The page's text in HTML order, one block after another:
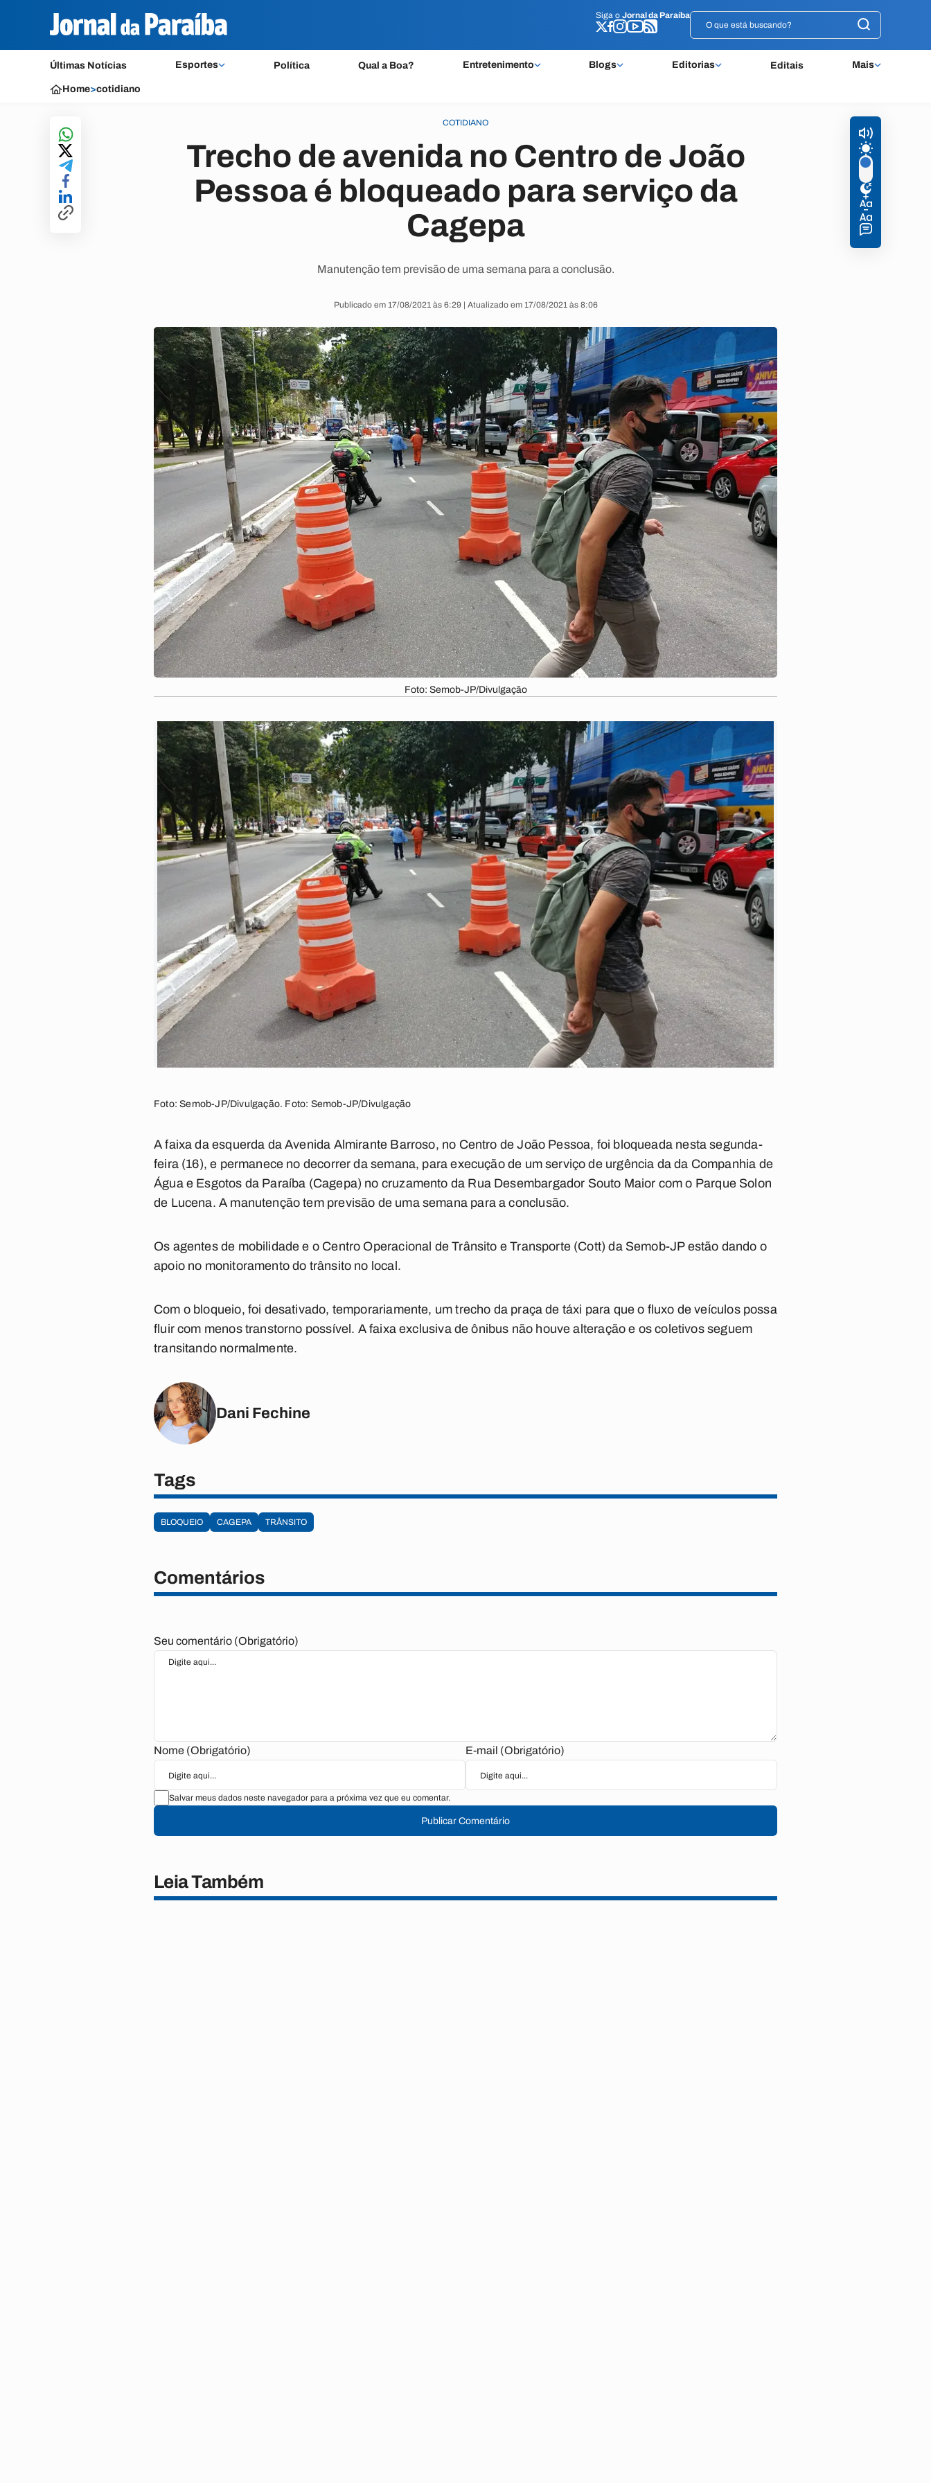
Siga o Jornal da Paraíba
Últimas Notícias Esportes Política Qual a Boa? Entretenimento Blogs Editorias Editais Mais
Siga o Jornal da Paraíba
Home>cotidiano
COTIDIANO
Trecho de avenida no Centro de João
Pessoa é bloqueado para serviço da
Cagepa
Manutenção tem previsão de uma semana para a conclusão.
Publicado em 17/08/2021 às 6:29 | Atualizado em 17/08/2021 às 8:06
Foto: Semob-JP/Divulgação
Foto: Semob-JP/Divulgação. Foto: Semob-JP/Divulgação
A faixa da esquerda da Avenida Almirante Barroso, no Centro de João Pessoa, foi bloqueada nesta segunda-
feira (16), e permanece no decorrer da semana, para execução de um serviço de urgência da da Companhia de
Água e Esgotos da Paraíba (Cagepa) no cruzamento da Rua Desembargador Souto Maior com o Parque Solon
de Lucena. A manutenção tem previsão de uma semana para a conclusão.
Os agentes de mobilidade e o Centro Operacional de Trânsito e Transporte (Cott) da Semob-JP estão dando o
apoio no monitoramento do trânsito no local.
Com o bloqueio, foi desativado, temporariamente, um trecho da praça de táxi para que o fluxo de veículos possa
fluir com menos transtorno possível. A faixa exclusiva de ônibus não houve alteração e os coletivos seguem
transitando normalmente.
Dani Fechine
Tags
BLOQUEIO CAGEPA TRÂNSITO
Comentários
Seu comentário (Obrigatório)
Nome (Obrigatório) E-mail (Obrigatório)
Salvar meus dados neste navegador para a próxima vez que eu comentar.
Publicar Comentário
Leia Também